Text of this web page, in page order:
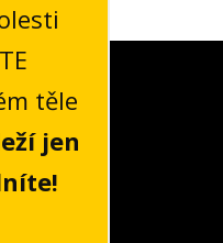
těle
jen